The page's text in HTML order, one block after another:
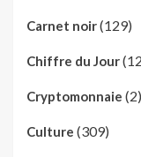
Carnet noir(129)
Chiffre du Jour
Cryptomonnaie (2)
Culture (309)